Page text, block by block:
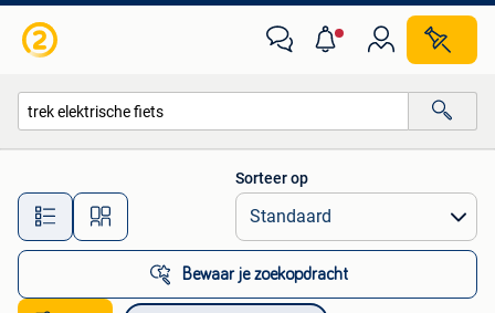
Alle afstanden…
Sorteer op
Bewaar je zoekopdracht